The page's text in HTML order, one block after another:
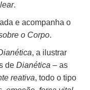
.
e acompanha o
o Corpo.
, a ilustrar
de Dianética – as
reativa, todo o tipo